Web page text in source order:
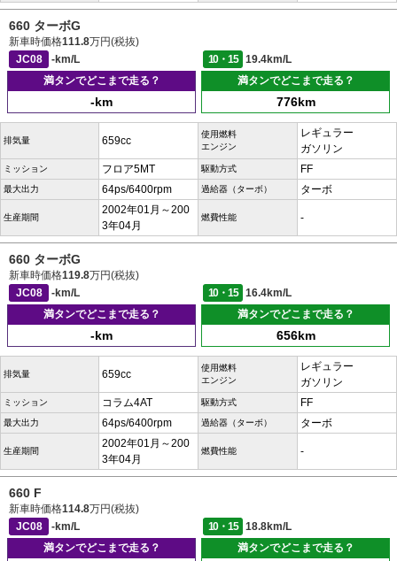
660 ターボG
新車時価格111.8万円(税抜)
JC08
-km/L 10・15
19.4km/L
満タンでどこまで走る？
-km
満タンでどこまで走る？
776km
排気量 659cc
使用燃料
エンジン
レギュラー
ガソリン
ミッション フロア5MT 駆動方式 FF
最大出力 64ps/6400rpm 過給器（ターボ） ターボ
生産期間
2002年01月～200
3年04月
燃費性能 -
660 ターボG
新車時価格119.8万円(税抜)
JC08
-km/L 10・15
16.4km/L
満タンでどこまで走る？
-km
満タンでどこまで走る？
656km
排気量 659cc
使用燃料
エンジン
レギュラー
ガソリン
ミッション コラム4AT 駆動方式 FF
最大出力 64ps/6400rpm 過給器（ターボ） ターボ
生産期間
2002年01月～200
3年04月
燃費性能 -
660 F
新車時価格114.8万円(税抜)
JC08
-km/L 10・15
18.8km/L
満タンでどこまで走る？
満タンでどこまで走る？